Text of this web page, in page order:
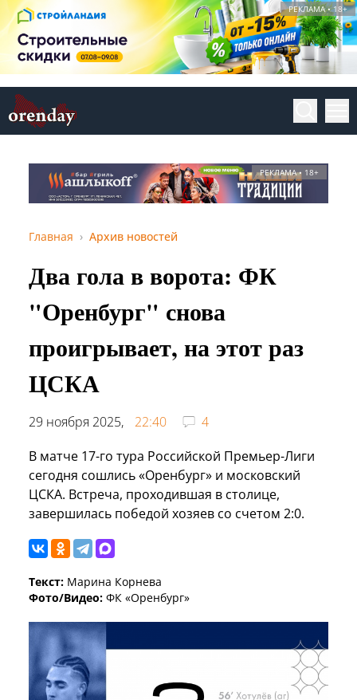
РЕКЛАМА • 18+
РЕКЛАМА • 18+
Главная Архив новостей
Два гола в ворота: ФК
"Оренбург" снова
проигрывает, на этот раз
ЦСКА
29 ноября 2025, 22:40
4
В матче 17-го тура Российской Премьер-Лиги
сегодня сошлись «Оренбург» и московский
ЦСКА. Встреча, проходившая в столице,
завершилась победой хозяев со счетом 2:0.
Текст: Марина Корнева
Фото/Видео: ФК «Оренбург»